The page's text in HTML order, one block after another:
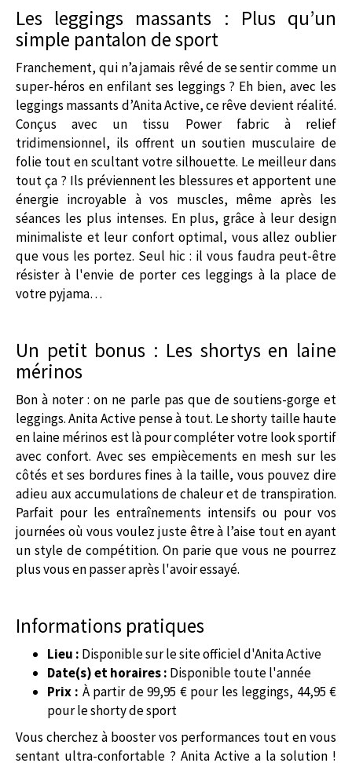
Les leggings massants : Plus qu’un
simple pantalon de sport
Franchement, qui n’a jamais rêvé de se sentir comme un
super-héros en enfilant ses leggings ? Eh bien, avec les
leggings massants d’Anita Active, ce rêve devient réalité.
Conçus avec un tissu Power fabric à relief
tridimensionnel, ils offrent un soutien musculaire de
folie tout en scultant votre silhouette. Le meilleur dans
tout ça ? Ils préviennent les blessures et apportent une
énergie incroyable à vos muscles, même après les
séances les plus intenses. En plus, grâce à leur design
minimaliste et leur confort optimal, vous allez oublier
que vous les portez. Seul hic : il vous faudra peut-être
résister à l'envie de porter ces leggings à la place de
votre pyjama…
Un petit bonus : Les shortys en laine
mérinos
Bon à noter : on ne parle pas que de soutiens-gorge et
leggings. Anita Active pense à tout. Le shorty taille haute
en laine mérinos est là pour compléter votre look sportif
avec confort. Avec ses empiècements en mesh sur les
côtés et ses bordures fines à la taille, vous pouvez dire
adieu aux accumulations de chaleur et de transpiration.
Parfait pour les entraînements intensifs ou pour vos
journées où vous voulez juste être à l’aise tout en ayant
un style de compétition. On parie que vous ne pourrez
plus vous en passer après l'avoir essayé.
Informations pratiques
Lieu : Disponible sur le site officiel d'Anita Active
Date(s) et horaires : Disponible toute l'année
Prix : À partir de 99,95 € pour les leggings, 44,95 €
pour le shorty de sport
Vous cherchez à booster vos performances tout en vous
sentant ultra-confortable ? Anita Active a la solution !